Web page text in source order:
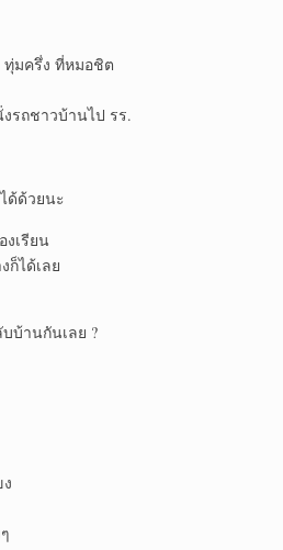
ทุ่มครึ่ง ที่หมอชิต
รถชาวบ้านไป รร.
ด้ด้วยนะ
เรียน
ก็ได้เลย
บ้านกันเลย ?